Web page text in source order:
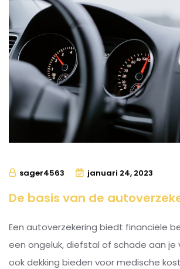
sager4563 januari 24, 2023
De basis van de
Een autoverzekering biedt financiële
een ongeluk, diefstal of schade aan je
ook dekking bieden voor medische